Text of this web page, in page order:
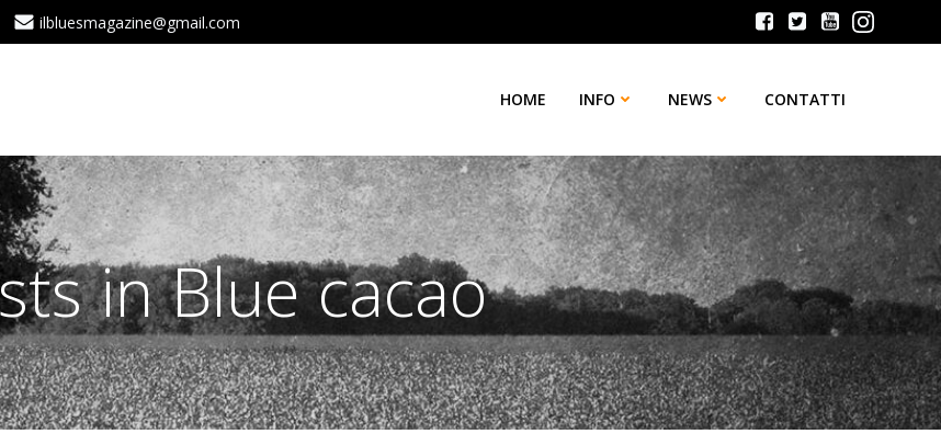
ilbluesmagazine@gmail.com
HOME INFO NEWS CONTATTI
in Blue cacao